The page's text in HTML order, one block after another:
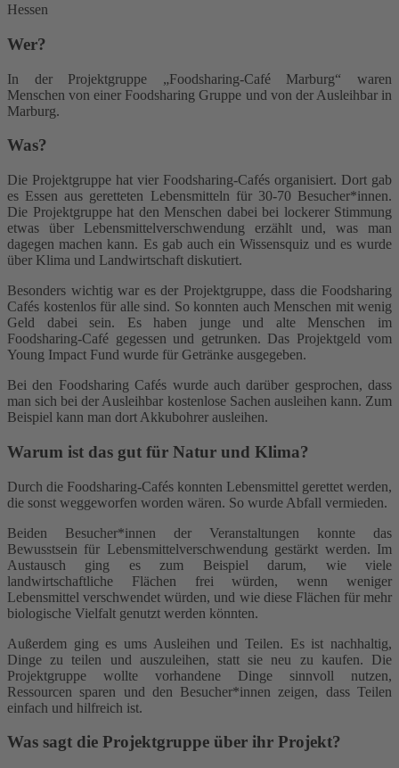
Hessen
Wer?
In der Projektgruppe „Foodsharing-Café Marburg“ waren
Menschen von einer Foodsharing Gruppe und von der Ausleihbar in
Marburg.
Was?
Die Projektgruppe hat vier Foodsharing-Cafés organisiert. Dort gab
es Essen aus geretteten Lebensmitteln für 30-70 Besucher*innen.
Die Projektgruppe hat den Menschen dabei bei lockerer Stimmung
etwas über Lebensmittelverschwendung erzählt und, was man
dagegen machen kann. Es gab auch ein Wissensquiz und es wurde
über Klima und Landwirtschaft diskutiert.
Besonders wichtig war es der Projektgruppe, dass die Foodsharing
Cafés kostenlos für alle sind. So konnten auch Menschen mit wenig
Geld dabei sein. Es haben junge und alte Menschen im
Foodsharing-Café gegessen und getrunken. Das Projektgeld vom
Young Impact Fund wurde für Getränke ausgegeben.
Bei den Foodsharing Cafés wurde auch darüber gesprochen, dass
man sich bei der Ausleihbar kostenlose Sachen ausleihen kann. Zum
Beispiel kann man dort Akkubohrer ausleihen.
Warum ist das gut für Natur und Klima?
Durch die Foodsharing-Cafés konnten Lebensmittel gerettet werden,
die sonst weggeworfen worden wären. So wurde Abfall vermieden.
Beiden Besucher*innen der Veranstaltungen konnte das
Bewusstsein für Lebensmittelverschwendung gestärkt werden. Im
Austausch ging es zum Beispiel darum, wie viele
landwirtschaftliche Flächen frei würden, wenn weniger
Lebensmittel verschwendet würden, und wie diese Flächen für mehr
biologische Vielfalt genutzt werden könnten.
Außerdem ging es ums Ausleihen und Teilen. Es ist nachhaltig,
Dinge zu teilen und auszuleihen, statt sie neu zu kaufen. Die
Projektgruppe wollte vorhandene Dinge sinnvoll nutzen,
Ressourcen sparen und den Besucher*innen zeigen, dass Teilen
einfach und hilfreich ist.
Was sagt die Projektgruppe über ihr Projekt?